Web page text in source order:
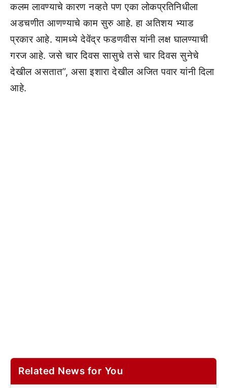
कलम लावण्याचे कारण नव्हते पण एका लोकप्रतिनिधीला
अडचणीत आणण्याचे काम सुरु आहे. हा अतिशय भ्याड
प्रकार आहे. यामध्ये देवेंद्र फडणवीस यांनी लक्ष घालण्याची
गरज आहे. जसे चार दिवस सासुचे तसे चार दिवस सुनेचे
देखील असतात”, असा इशारा देखील अजित पवार यांनी दिला
आहे.
Related News for You